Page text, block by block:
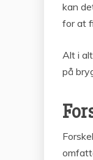
kan
for at
Alt i
på